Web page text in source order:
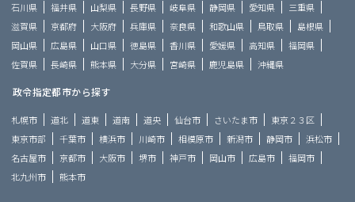
石川県
福井県 山梨県 長野県 岐阜県 静岡県 愛知県
三重県
滋賀県
京都府 大阪府 兵庫県 奈良県 和歌山県 鳥取県
島根県
岡山県
広島県 山口県 徳島県 香川県 愛媛県 高知県
福岡県
佐賀県
長崎県 熊本県 大分県 宮崎県 鹿児島県 沖縄県
政令指定都市から探す
札幌市 道北 道東 道南 道央 仙台市 さいたま市
東京２３区
東京市部
千葉市 横浜市 川崎市 相模原市 新潟市 静岡市
浜松市
名古屋市
京都市 大阪市 堺市 神戸市 岡山市 広島市
福岡市
北九州市
熊本市